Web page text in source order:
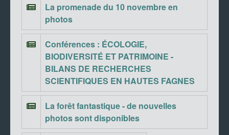
La promenade du 10 novembre en
photos
Conférences : ÉCOLOGIE,
BIODIVERSITÉ ET PATRIMOINE -
BILANS DE RECHERCHES
SCIENTIFIQUES EN HAUTES FAGNES
La forêt fantastique - de nouvelles
photos sont disponibles